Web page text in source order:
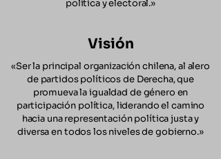
política y electoral.»
Visión
«Ser la principal organización chilena, al alero
de partidos políticos de Derecha, que
promueva la igualdad de género en
participación política, liderando el camino
hacia una representación política justa y
diversa en todos los niveles de gobierno.»